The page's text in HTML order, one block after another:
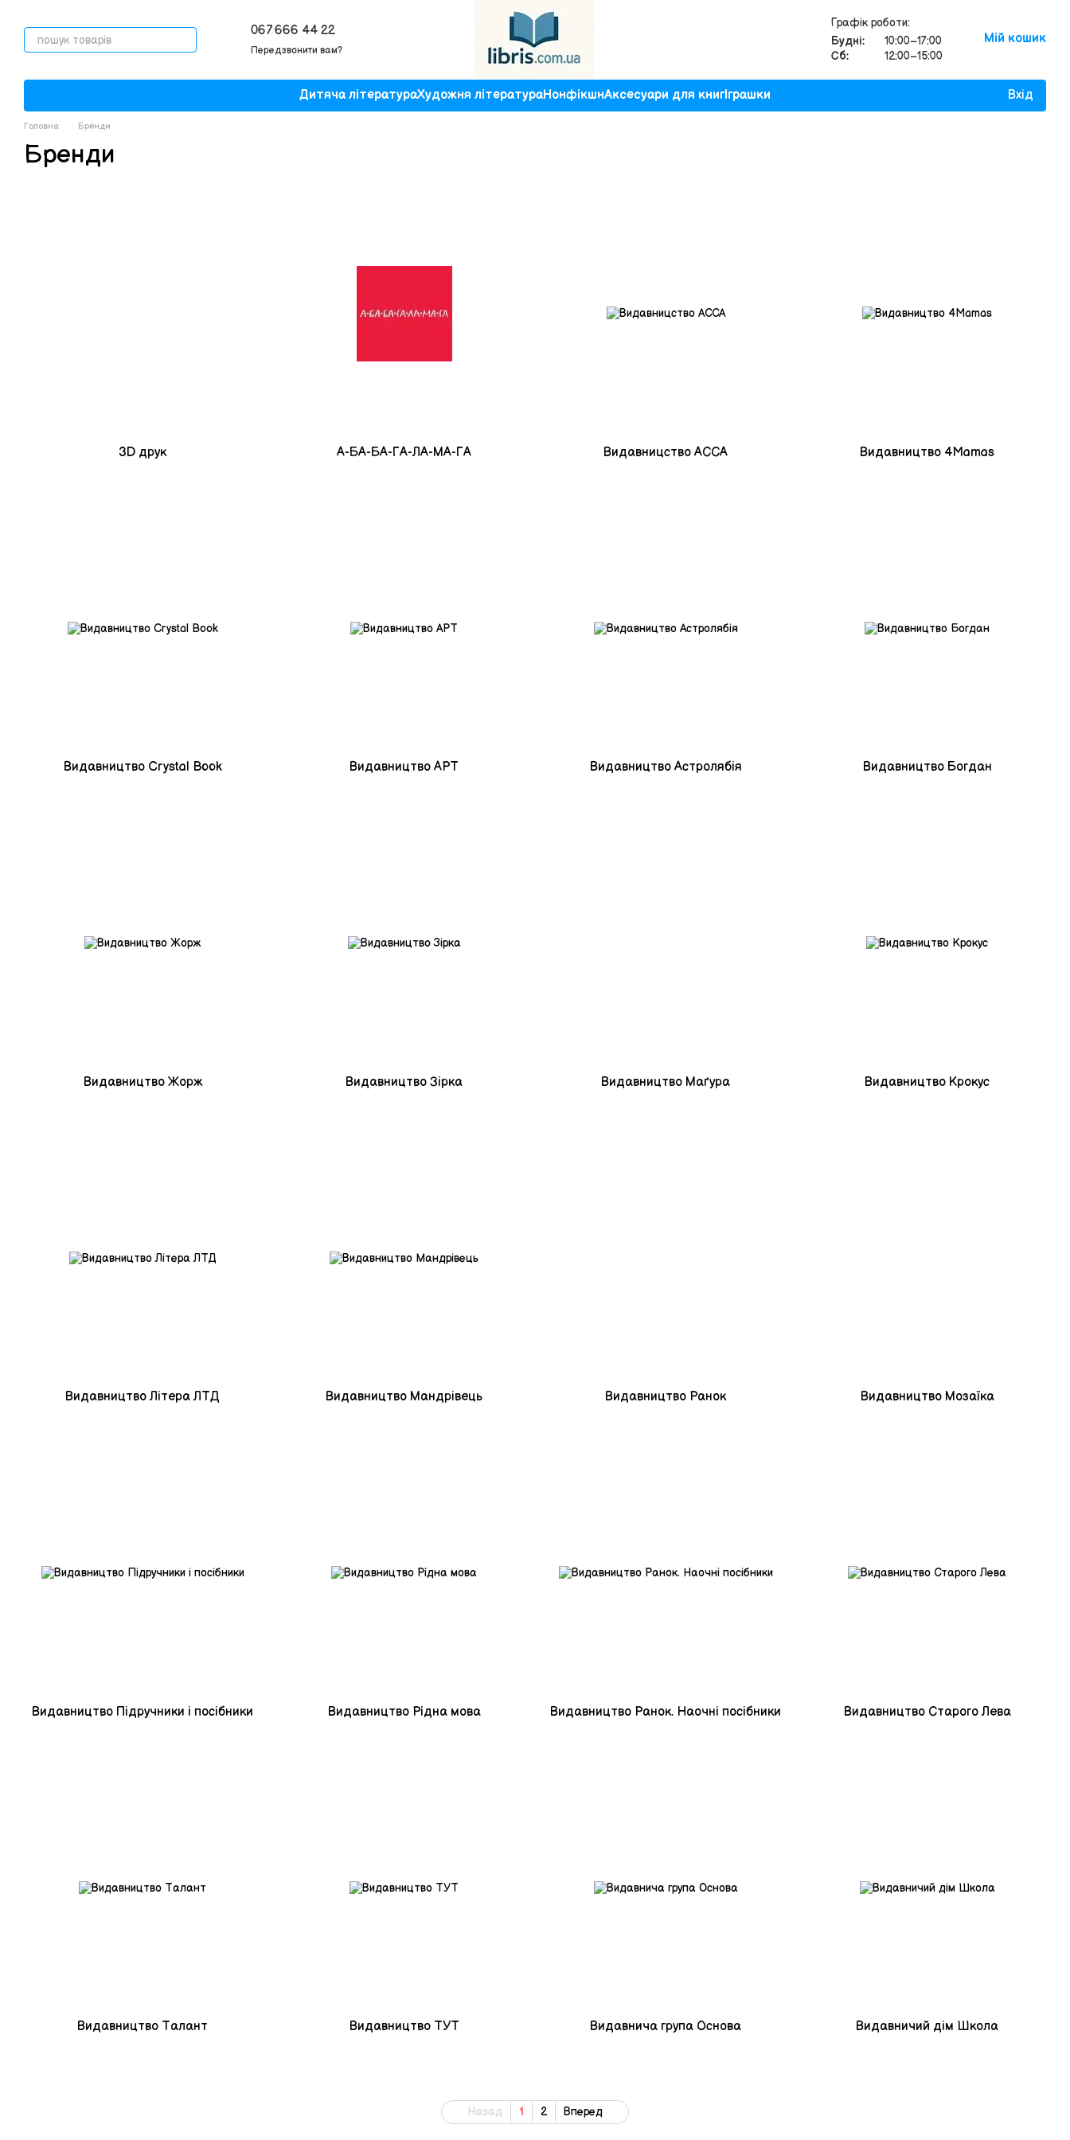
067 666 44 22
Передзвонити вам?
Графік роботи:
Будні:
10:00–17:00
Сб:
12:00–15:00
Мій кошик
Дитяча літератураХудожня літератураНонфікшнАксесуари для книгІграшки Вхід
Головна Бренди
Бренди
3D друк А-БА-БА-ГА-ЛА-МА-ГА Видавницство АССА Видавництво 4Mamas
Видавництво Crystal Book Видавництво АРТ Видавництво Астролябія Видавництво Богдан
Видавництво Жорж Видавництво Зірка Видавництво Маґура Видавництво Крокус
Видавництво Літера ЛТД Видавництво Мандрівець Видавництво Ранок Видавництво Мозаїка
Видавництво Підручники і посібники Видавництво Рiдна мова Видавництво Ранок. Наочні посібники Видавництво Старого Лева
Видавництво Талант Видавництво ТУТ Видавнича група Основа Видавничий дім Школа
Назад 1 2 Вперед